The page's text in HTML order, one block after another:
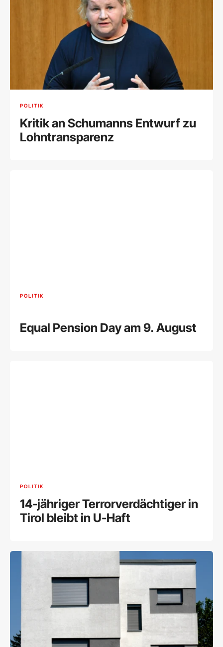
POLITIK
Kritik an Schumanns Entwurf zu
Lohntransparenz
POLITIK
Equal Pension Day am 9. August
POLITIK
14-jähriger Terrorverdächtiger in
Tirol bleibt in U-Haft